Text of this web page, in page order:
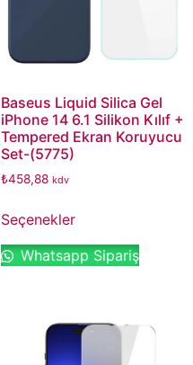
Baseus Liquid Silica Gel
iPhone 14 6.1 Silikon Kılıf +
Tempered Ekran Koruyucu
Set-(5775)
₺458,88 kdv
Seçenekler
Whatsapp Sipariş